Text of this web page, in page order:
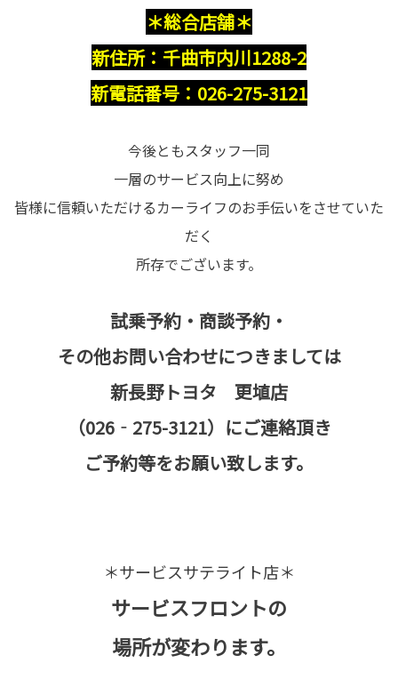
＊総合店舗＊
新住所：千曲市内川1288-2
新電話番号：026-275-3121
今後ともスタッフ一同
一層のサービス向上に努め
皆様に信頼いただけるカーライフのお手伝いをさせていた
だく
所存でございます。
試乗予約・商談予約・
その他お問い合わせにつきましては
新長野トヨタ 更埴店
（026‐275-3121）にご連絡頂き
ご予約等をお願い致します。
＊サービスサテライト店＊
サービスフロントの
場所が変わります。